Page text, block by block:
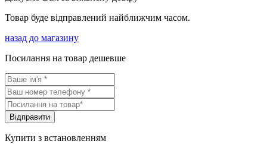
Товар буде відправлений найближчим часом.
назад до магазину
Посилання на товар дешевше
Вiдправити
Купити з встановленням